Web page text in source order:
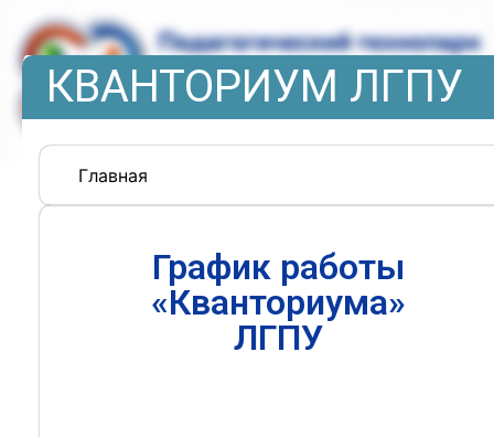
КВАНТОРИУМ ЛГПУ
Главная
График работы
«Кванториума»
ЛГПУ